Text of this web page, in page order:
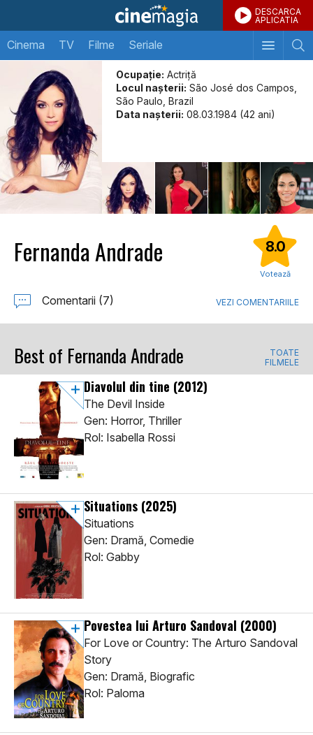
DESCARCA
APLICATIA
Cinema TV Filme Seriale
Ocupație: Actriţă
Locul naşterii: São José dos Campos,
São Paulo, Brazil
Data naşterii: 08.03.1984 (42 ani)
Fernanda Andrade 8.0
Votează
Comentarii (7) VEZI COMENTARIILE
Best of Fernanda Andrade
TOATE
FILMELE
Diavolul din tine (2012)
The Devil Inside
Gen: Horror, Thriller
Rol: Isabella Rossi
Situations (2025)
Situations
Gen: Dramă, Comedie
Rol: Gabby
Povestea lui Arturo Sandoval (2000)
For Love or Country: The Arturo Sandoval
Story
Gen: Dramă, Biografic
Rol: Paloma